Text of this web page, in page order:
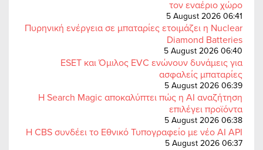
τον εναέριο χώρο
5 August 2026 06:41
Πυρηνική ενέργεια σε μπαταρίες ετοιμάζει η Nuclear
Diamond Batteries
5 August 2026 06:40
ESET και Όμιλος EVC ενώνουν δυνάμεις για
ασφαλείς μπαταρίες
5 August 2026 06:39
Η Search Magic αποκαλύπτει πώς η AI αναζήτηση
επιλέγει προϊόντα
5 August 2026 06:38
Η CBS συνδέει το Εθνικό Τυπογραφείο με νέο AI API
5 August 2026 06:37